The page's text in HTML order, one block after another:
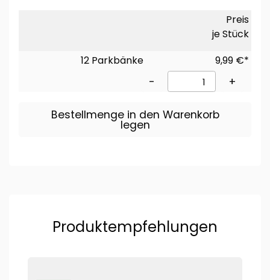
Preis
je Stück
12 Parkbänke
9,99 €*
- +
Bestellmenge in den Warenkorb
legen
Produktempfehlungen